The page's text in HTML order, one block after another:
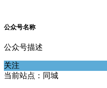
公众号名称
公众号描述
关注
当前站点：同城